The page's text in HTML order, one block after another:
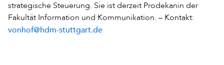
strategische Steuerung. Sie ist derzeit Prodekanin der
Fakultät Information und Kommunikation. – Kontakt:
vonhof@hdm-stuttgart.de